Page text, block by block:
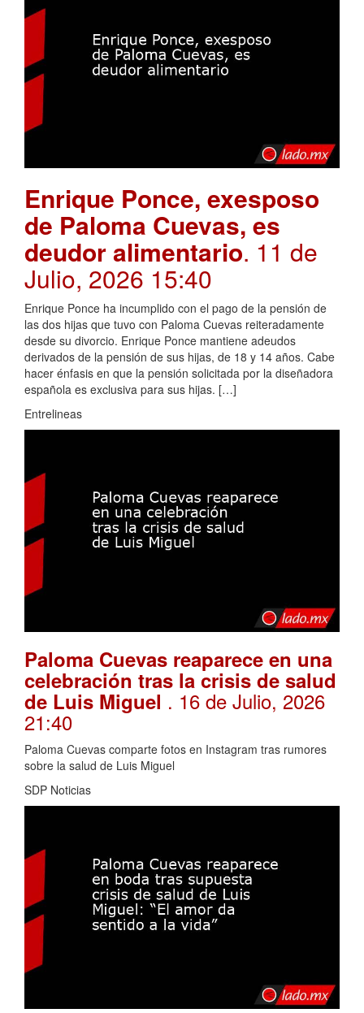
Enrique Ponce, exesposo
de Paloma Cuevas, es
deudor alimentario. 11 de
Julio, 2026 15:40
Enrique Ponce ha incumplido con el pago de la pensión de
las dos hijas que tuvo con Paloma Cuevas reiteradamente
desde su divorcio. Enrique Ponce mantiene adeudos
derivados de la pensión de sus hijas, de 18 y 14 años. Cabe
hacer énfasis en que la pensión solicitada por la diseñadora
española es exclusiva para sus hijas. […]
Entrelineas
Paloma Cuevas reaparece en una
celebración tras la crisis de salud
de Luis Miguel . 16 de Julio, 2026
21:40
Paloma Cuevas comparte fotos en Instagram tras rumores
sobre la salud de Luis Miguel
SDP Noticias